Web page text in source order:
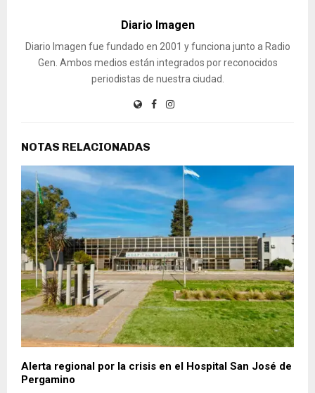
Diario Imagen
Diario Imagen fue fundado en 2001 y funciona junto a Radio
Gen. Ambos medios están integrados por reconocidos
periodistas de nuestra ciudad.
NOTAS RELACIONADAS
Alerta regional por la crisis en el Hospital San José de
Pergamino